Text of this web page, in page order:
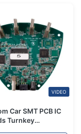
VIDEO
Car SMT PCB IC
Turnkey